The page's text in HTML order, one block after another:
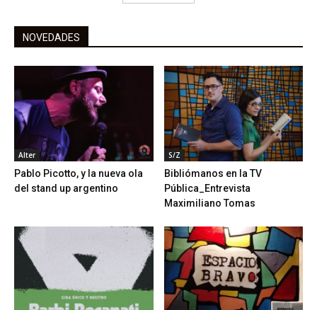
NOVEDADES
Alter
Pablo Picotto, y la nueva ola
del stand up argentino
S/Z
Bibliómanos en la TV
Pública_Entrevista
Maximiliano Tomas